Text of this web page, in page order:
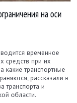
на оси
временное
средств при их
транспортные
рассказали в
транспорта и
области.